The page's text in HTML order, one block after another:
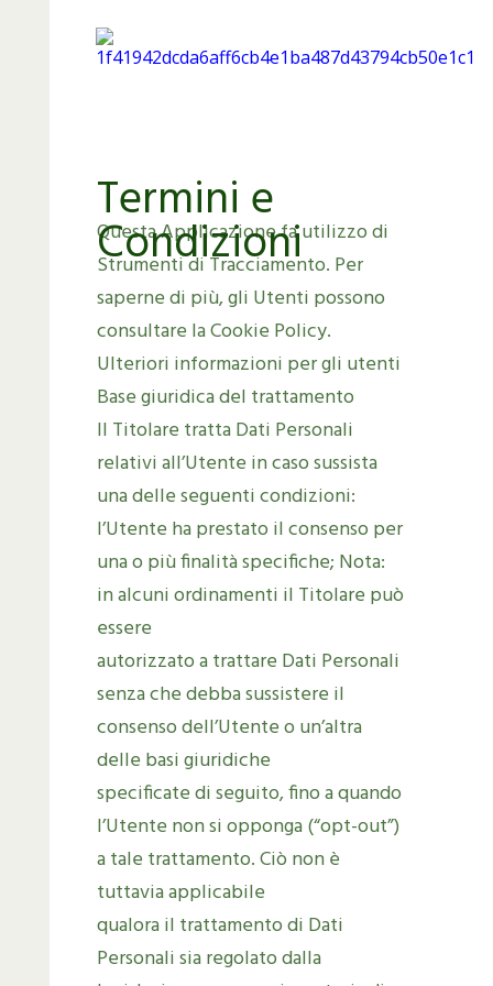
Termini e
Condizioni
Questa Applicazione fa utilizzo di
Strumenti di Tracciamento. Per
saperne di più, gli Utenti possono
consultare la Cookie Policy.
Ulteriori informazioni per gli utenti
Base giuridica del trattamento
Il Titolare tratta Dati Personali
relativi all’Utente in caso sussista
una delle seguenti condizioni:
l’Utente ha prestato il consenso per
una o più finalità specifiche; Nota:
in alcuni ordinamenti il Titolare può
essere
autorizzato a trattare Dati Personali
senza che debba sussistere il
consenso dell’Utente o un’altra
delle basi giuridiche
specificate di seguito, fino a quando
l’Utente non si opponga (“opt-out”)
a tale trattamento. Ciò non è
tuttavia applicabile
qualora il trattamento di Dati
Personali sia regolato dalla